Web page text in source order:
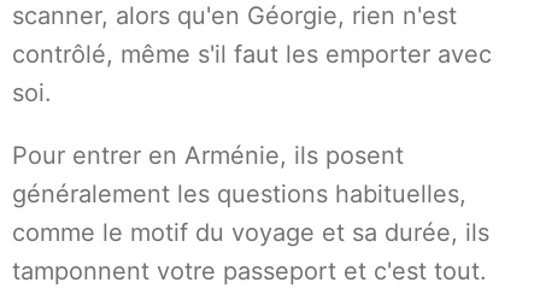
scanner, alors qu'en Géorgie, rien n'est
contrôlé, même s'il faut les emporter avec
soi.
Pour entrer en Arménie, ils posent
généralement les questions habituelles,
comme le motif du voyage et sa durée, ils
tamponnent votre passeport et c'est tout.